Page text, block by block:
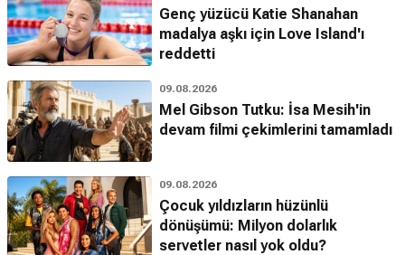
Genç yüzücü Katie Shanahan
madalya aşkı için Love Island'ı
reddetti
09.08.2026
Mel Gibson Tutku: İsa Mesih'in
devam filmi çekimlerini tamamladı
09.08.2026
Çocuk yıldızların hüzünlü
dönüşümü: Milyon dolarlık
servetler nasıl yok oldu?